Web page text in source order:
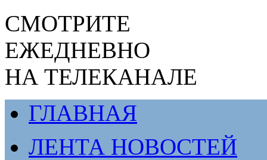
СМОТРИТЕ
ЕЖЕДНЕВНО
НА ТЕЛЕКАНАЛЕ
ГЛАВНАЯ
ЛЕНТА НОВОСТЕЙ